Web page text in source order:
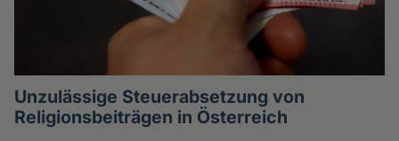
Unzulässige Steuerabsetzung von
Religionsbeiträgen in Österreich